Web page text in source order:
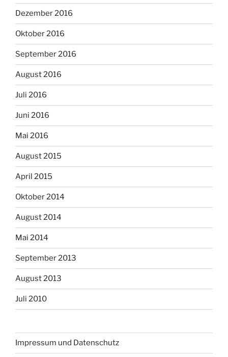
Dezember 2016
Oktober 2016
September 2016
August 2016
Juli 2016
Juni 2016
Mai 2016
August 2015
April 2015
Oktober 2014
August 2014
Mai 2014
September 2013
August 2013
Juli 2010
Impressum und Datenschutz